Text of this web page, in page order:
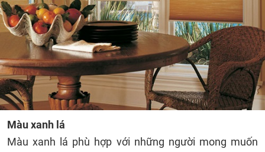
Màu xanh lá
Màu xanh lá phù hợp với những người mong muốn